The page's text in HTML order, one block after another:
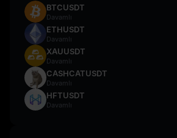
BTCUSDT
Davamlı
ETHUSDT
Davamlı
XAUUSDT
Davamlı
CASHCATUSDT
Davamlı
HFTUSDT
Davamlı